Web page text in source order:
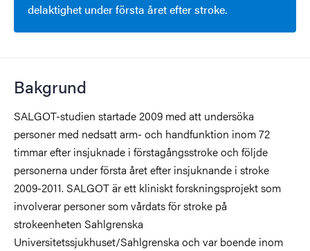
delaktighet under första året efter stroke.
Bakgrund
SALGOT-studien startade 2009 med att undersöka
personer med nedsatt arm- och handfunktion inom 72
timmar efter insjuknade i förstagångsstroke och följde
personerna under första året efter insjuknande i stroke
2009-2011. SALGOT är ett kliniskt forskningsprojekt som
involverar personer som vårdats för stroke på
strokeenheten Sahlgrenska
Universitetssjukhuset/Sahlgrenska och var boende inom